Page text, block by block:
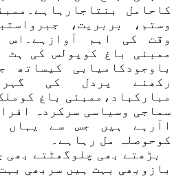
کاحامل
وستم، بربریت،
وقت کی اہم آوازہے۔اس
ممبئی باغ کوپولس کی ہٹ
باوجودکامیابی کیساتھ
رکھنے پردل کی
مبارکباد،ممبئی باغ
سماجی وسیاسی سرکردہ
اآرہے ہیں جس سے یہاں
کوحوصلہ مل رہاہے۔
بڑھتے بھی چلوگھٹتے بھی
بازوبھی بہت ہیں سربھی